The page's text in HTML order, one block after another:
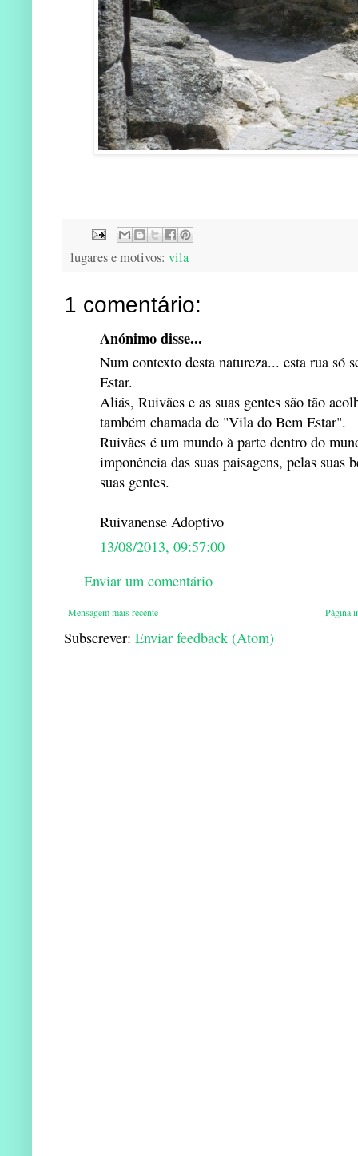
lugares e motivos: vila
1 comentário:
Anónimo disse...
Num contexto desta natureza... esta rua só
Estar.
Aliás, Ruivães e as suas gentes são tão
também chamada de "Vila do Bem Estar".
Ruivães é um mundo à parte dentro do
imponência das suas paisagens, pelas suas
suas gentes.
Ruivanense Adoptivo
13/08/2013, 09:57:00
Enviar um comentário
Mensagem mais recente Página
Subscrever: Enviar feedback (Atom)